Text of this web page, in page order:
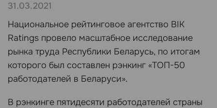
31.03.2021
Национальное рейтинговое агентство BIK
Ratings провело масштабное исследование
рынка труда Республики Беларусь, по итогам
которого был составлен рэнкинг «ТОП-50
работодателей в Беларуси».
В рэнкинге пятидесяти работодателей страны